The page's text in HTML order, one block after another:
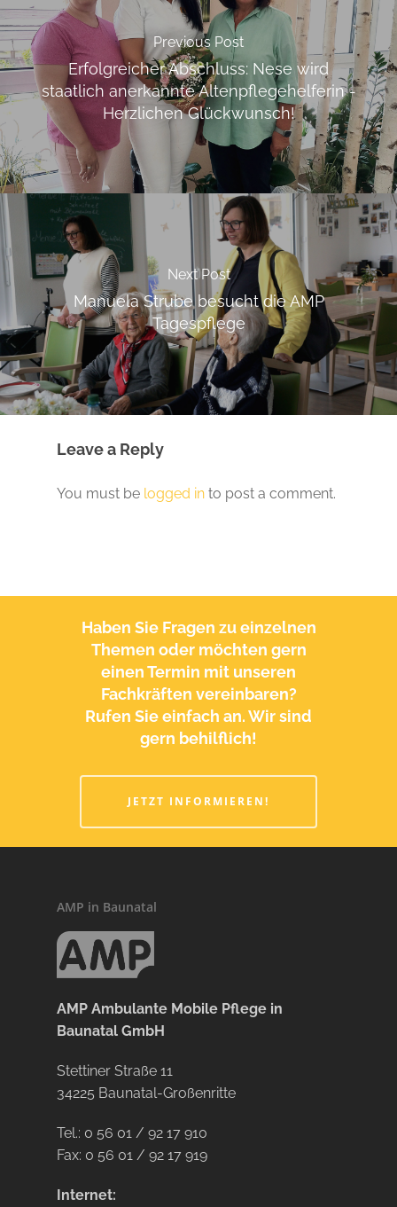
Previous Post
Erfolgreicher Abschluss: Nese wird
staatlich anerkannte Altenpflegehelferin -
Herzlichen Glückwunsch!
Next Post
Manuela Strube besucht die AMP
Tagespflege
Leave a Reply
You must be logged in to post a comment.
Haben Sie Fragen zu einzelnen
Themen oder möchten gern
einen Termin mit unseren
Fachkräften vereinbaren?
Rufen Sie einfach an. Wir sind
gern behilflich!
JETZT INFORMIEREN!
AMP in Baunatal
AMP Ambulante Mobile Pflege in
Baunatal GmbH
Stettiner Straße 11
34225 Baunatal-Großenritte
Tel.: 0 56 01 / 92 17 910
Fax: 0 56 01 / 92 17 919
Internet:
Tagespflege
Neuigkeiten
Foto-Galerie
Galerie 2025
Galerie 2024
Galerie 2023
Galerie 2022
Karriere
Arbeiten bei AMP in
Stellenangebote
Jetzt bewerben!
Kontakt